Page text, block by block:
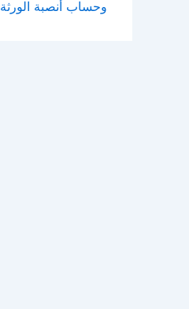
وحساب أنصبة الورثة 2026